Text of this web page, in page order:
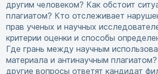
другим человеком? Как обстоит
плагиатом? Кто отслеживает
прав ученых и научных
критерии оценки и способы
Где грань между научным
материала и антинаучным
другие вопросы ответят кандидат